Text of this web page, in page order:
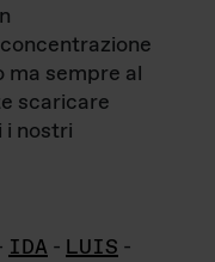
ma sempre al
scaricare
nostri
IDA - LUIS -